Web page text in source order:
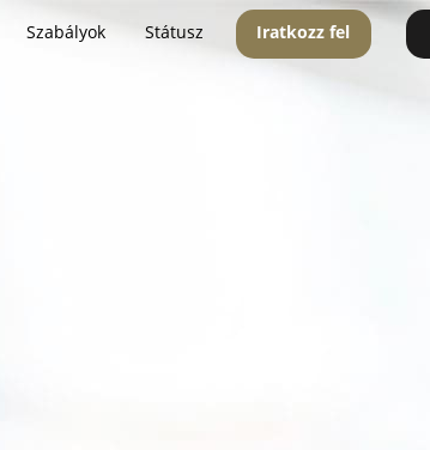
Szabályok Státusz Iratkozz fel